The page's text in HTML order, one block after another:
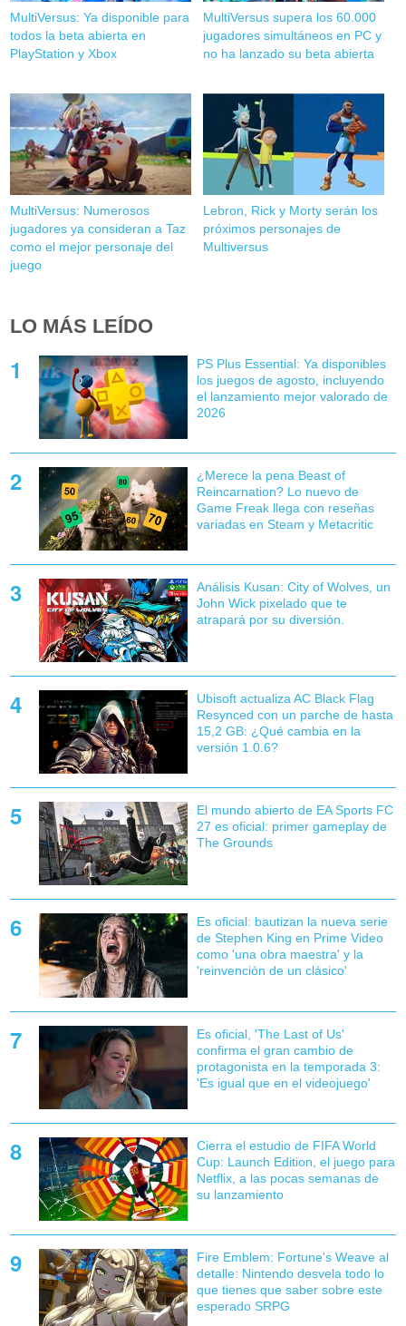
MultiVersus: Ya disponible para
todos la beta abierta en
PlayStation y Xbox
MultiVersus supera los 60.000
jugadores simultáneos en PC y
no ha lanzado su beta abierta
MultiVersus: Numerosos
jugadores ya consideran a Taz
como el mejor personaje del
juego
Lebron, Rick y Morty serán los
próximos personajes de
Multiversus
LO MÁS LEÍDO
PS Plus Essential: Ya disponibles
los juegos de agosto, incluyendo
el lanzamiento mejor valorado de
2026
¿Merece la pena Beast of
Reincarnation? Lo nuevo de
Game Freak llega con reseñas
variadas en Steam y Metacritic
Análisis Kusan: City of Wolves, un
John Wick pixelado que te
atrapará por su diversión.
Ubisoft actualiza AC Black Flag
Resynced con un parche de hasta
15,2 GB: ¿Qué cambia en la
versión 1.0.6?
El mundo abierto de EA Sports FC
27 es oficial: primer gameplay de
The Grounds
Es oficial: bautizan la nueva serie
de Stephen King en Prime Video
como 'una obra maestra' y la
'reinvención de un clásico'
Es oficial, 'The Last of Us'
confirma el gran cambio de
protagonista en la temporada 3:
'Es igual que en el videojuego'
Cierra el estudio de FIFA World
Cup: Launch Edition, el juego para
Netflix, a las pocas semanas de
su lanzamiento
Fire Emblem: Fortune's Weave al
detalle: Nintendo desvela todo lo
que tienes que saber sobre este
esperado SRPG